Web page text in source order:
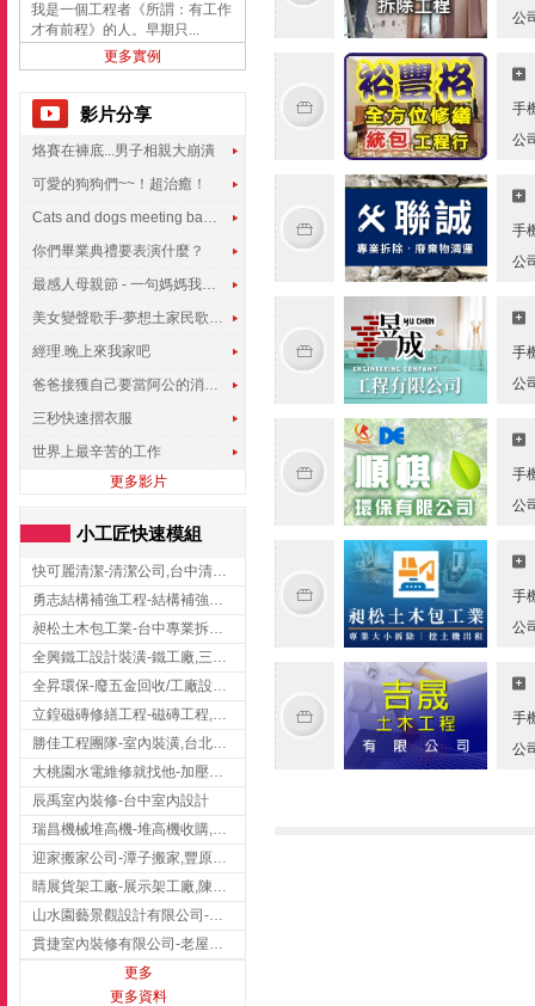
我是一個工程者《所謂：有工作
才有前程》的人。早期只...
更多實例
影片分享
烙賽在褲底...男子相親大崩潰
可愛的狗狗們~~！超治癒！
Cats and dogs meeting babies for the first time
你們畢業典禮要表演什麼？
最感人母親節 - 一句媽媽我愛你
美女變聲歌手-夢想土家民歌傳遍世界
經理.晚上來我家吧
爸爸接獲自己要當阿公的消息，反應史上最可愛!!!
三秒快速摺衣服
世界上最辛苦的工作
更多影片
小工匠快速模組
快可麗清潔-清潔公司,台中清潔公司,台中居家清潔
勇志結構補強工程-結構補強工程 ,桃園結構補強工程,龍潭結構補強工程
昶松土木包工業-台中專業拆除工程/挖土機出租
全興鐵工設計裝潢-鐵工廠,三峽鐵工廠,台北鐵工廠
全昇環保-廢五金回收/工廠設備收購/機械設備回收/高價收購廠房設備
立鍠磁磚修繕工程-磁磚工程,磁磚修補,新竹磁磚工程
勝佳工程團隊-室內裝潢,台北房屋裝修,三重室內裝修
大桃園水電維修就找他-加壓馬達,抽水馬達,桃園水電行,中壢水電
辰禹室內裝修-台中室內設計
瑞昌機械堆高機-堆高機收購,新北市堆高機,桃園堆高機
迎家搬家公司-潭子搬家,豐原搬家,大雅搬家,大甲搬家,台中推薦搬家,台中搬家
睛展貨架工廠-展示架工廠,陳列架,台中展示架工廠
山水園藝景觀設計有限公司-景觀工程,景觀設計,新竹園藝工程,新竹景觀設計
貫捷室內裝修有限公司-老屋翻新工程,台中老屋翻新工程,台中舊屋翻新
更多
更多資料
公
手
公
手
公
手
公
手
公
手
公
手
公